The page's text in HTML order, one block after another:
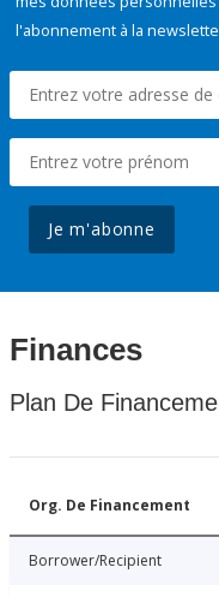
l'abonnement à la
Je m'abonne
Finances
Plan De
Org. De Financement
Borrower/Recipient